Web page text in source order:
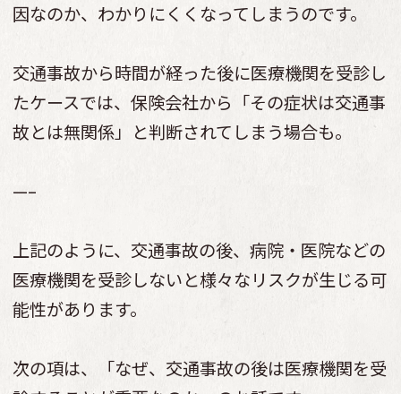
因なのか、わかりにくくなってしまうのです。
交通事故から時間が経った後に医療機関を受診し
たケースでは、保険会社から「その症状は交通事
故とは無関係」と判断されてしまう場合も。
—–
上記のように、交通事故の後、病院・医院などの
医療機関を受診しないと様々なリスクが生じる可
能性があります。
次の項は、「なぜ、交通事故の後は医療機関を受